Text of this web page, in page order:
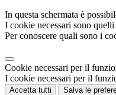
In questa schermata è
I cookie necessari sono
Per conoscere quali sono i
Cookie necessari per il
I cookie necessari per il
Accetta tutti Salva le